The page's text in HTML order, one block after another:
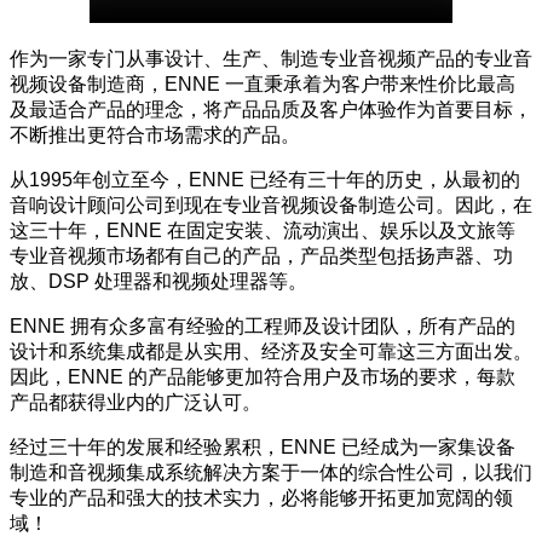
作为一家专门从事设计、生产、制造专业音视频产品的专业音
视频设备制造商，ENNE 一直秉承着为客户带来性价比最高
及最适合产品的理念，将产品品质及客户体验作为首要目标，
不断推出更符合市场需求的产品。
从1995年创立至今， ENNE 已经有三十年的历史，从最初的
音响设计顾问公司到现在专业音视频设备制造公司。因此，在
这三十年， ENNE 在固定安装、流动演出、娱乐以及文旅等
专业音视频市场都有自己的产品，产品类型包括扬声器、功
放、
DSP 处理器和视频处理器等。
ENNE 拥有众多富有经验的工程师及设计团队，所有产品的
设计和系统集成都是从实用、经济及安全可靠这三方面出发。
因此， ENNE 的产品能够更加符合用户及市场的要求，每款
产品都获得业内的广泛认可。
经过三十年的发展和经验累积， ENNE 已经成为一家集设备
制造和音视频集成系统解决方案于一体的综合性公司，以我们
专业的产品和强大的技术实力，必将能够开拓更加宽阔的领
域！